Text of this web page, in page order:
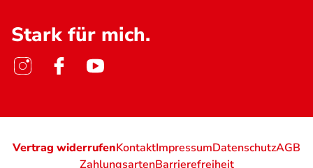
Stark für mich.
Vertrag widerrufenKontaktImpressumDatenschutzAGB
ZahlungsartenBarrierefreiheit